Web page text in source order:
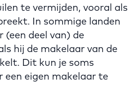
te vermijden, vooral als
In sommige landen
(een deel van) de
hij de makelaar van de
Dit kun je soms
een eigen makelaar te